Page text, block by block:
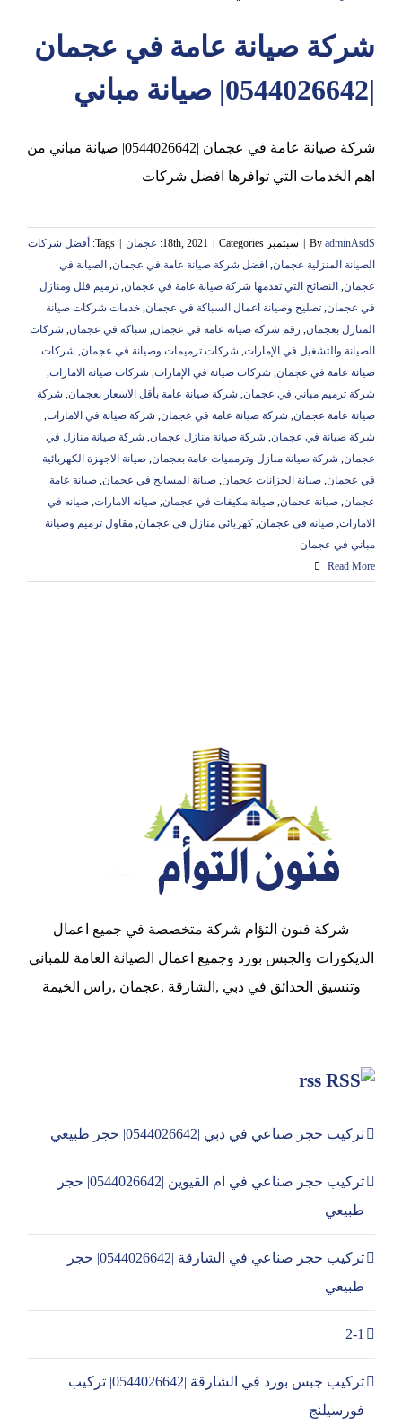
عجمان
شركة صيانة عامة في عجمان
|0544026642| صيانة مباني
شركة صيانة عامة في عجمان |0544026642| صيانة مباني من
اهم الخدمات التي توافرها افضل شركات
By adminAsdS سبتمبر 18th, 2021 Categories: عجمان Tags:
أفضل شركات
الصيانة المنزلية عجمان, افضل شركة صيانة عامة في عجمان, الصيانة في
عجمان, النصائح التي تقدمها شركة صيانة عامة في عجمان, ترميم فلل ومنازل
في عجمان, تصليح وصيانة اعمال السباكة في عجمان, خدمات شركات صيانة
المنازل بعجمان, رقم شركة صيانة عامة في عجمان, سباكة في عجمان, شركات
الصيانة والتشغيل في الإمارات, شركات ترميمات وصيانة في عجمان, شركات
صيانة عامة في عجمان, شركات صيانة في الإمارات, شركات صيانه الامارات,
شركة ترميم مباني في عجمان, شركة صيانة عامة بأقل الاسعار بعجمان, شركة
صيانة عامة عجمان, شركة صيانة عامة في عجمان, شركة صيانة في الامارات,
شركة صيانة في عجمان, شركة صيانة منازل عجمان, شركة صيانة منازل في
عجمان, شركة صيانة منازل وترمميات عامة بعجمان, صيانة الاجهزة الكهربائية
في عجمان, صيانة الخزانات عجمان, صيانة المسابح في عجمان, صيانة عامة
عجمان, صيانة عجمان, صيانة مكيفات في عجمان, صيانه الامارات, صيانه في
الامارات, صيانه في عجمان, كهربائي منازل في عجمان, مقاول ترميم وصيانة
مباني في عجمان
Read More
شركة فنون التؤام شركة متخصصة في جميع اعمال
الديكورات والجبس بورد وجميع اعمال الصيانة العامة للمباني
وتنسيق الحدائق في دبي ,الشارقة ,عجمان ,راس الخيمة
rss
تركيب حجر صناعي في دبي |0544026642| حجر طبيعي
تركيب حجر صناعي في ام القيوين |0544026642| حجر
طبيعي
تركيب حجر صناعي في الشارقة |0544026642| حجر
طبيعي
2-1
تركيب جبس بورد في الشارقة |0544026642| تركيب
فورسيلنج